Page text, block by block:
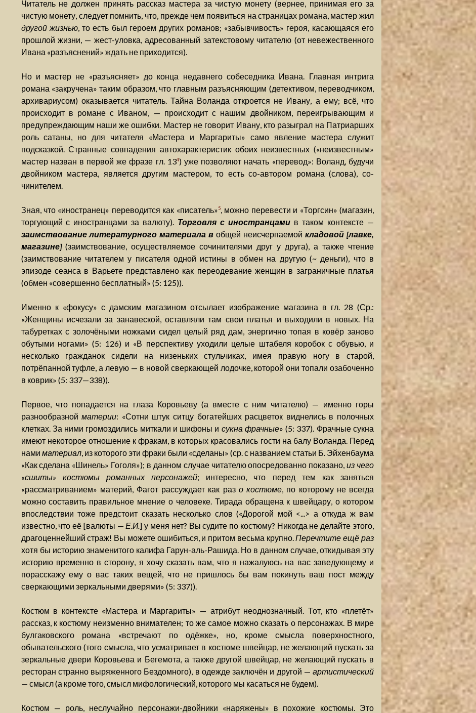
Читатель не должен принять рассказ мастера за чистую монету (вернее, принимая его за
чистую монету, следует помнить, что, прежде чем появиться на страницах романа, мастер жил
другой жизнью, то есть был героем других романов; «забывчивость» героя, касающаяся его
прошлой жизни, — жест-уловка, адресованный затекстовому читателю (от невежественного
Ивана «разъяснений» ждать не приходится).
Но и мастер не «разъясняет» до конца недавнего собеседника Ивана. Главная интрига
романа «закручена» таким образом, что главным разъясняющим (детективом, переводчиком,
архивариусом) оказывается читатель. Тайна Воланда откроется не Ивану, а ему; всё, что
происходит в романе с Иваном, — происходит с нашим двойником, переигрывающим и
предупреждающим наши же ошибки. Мастер не говорит Ивану, кто разыграл на Патриарших
роль сатаны, но для читателя «Мастера и Маргариты» само явление мастера служит
подсказкой. Странные совпадения автохарактеристик обоих неизвестных («неизвестным»
мастер назван в первой же фразе гл. 134) уже позволяют начать «перевод»: Воланд, будучи
двойником мастера, является другим мастером, то есть со-автором романа (слова), со-
чинителем.
Зная, что «иностранец» переводится как «писатель»5, можно перевести и «Торгсин» (магазин,
торгующий с иностранцами за валюту). Торговля с иностранцами в таком контексте —
заимствование литературного материала в общей неисчерпаемойкладовой [лавке,
магазине](заимствование, осуществляемое сочинителями друг у друга), а также чтение
(заимствование читателем у писателя одной истины в обмен на другую (~ деньги), что в
эпизоде сеанса в Варьете представлено как переодевание женщин в заграничные платья
(обмен «совершенно бесплатный» (5: 125)).
Именно к «фокусу» с дамским магазином отсылает изображение магазина в гл. 28 (Ср.:
«Женщины исчезали за занавеской, оставляли там свои платья и выходили в новых. На
табуретках с золочёными ножками сидел целый ряд дам, энергично топая в ковёр заново
обутыми ногами» (5: 126) и «В перспективу уходили целые штабеля коробок с обувью, и
несколько гражданок сидели на низеньких стульчиках, имея правую ногу в старой,
потрёпанной туфле, а левую — в новой сверкающей лодочке, которой они топали озабоченно
в коврик» (5: 337—338)).
Первое, что попадается на глаза Коровьеву (а вместе с ним читателю) — именно горы
разнообразнойматерии: «Сотни штук ситцу богатейших расцветок виднелись в полочных
клетках. За ними громоздились миткали и шифоны и сукна фрачные» (5: 337). Фрачные сукна
имеют некоторое отношение к фракам, в которых красовались гости на балу Воланда. Перед
нами материал, из которого эти фраки были «сделаны» (ср. с названием статьи Б. Эйхенбаума
«Как сделана «Шинель» Гоголя»); в данном случае читателю опосредованно показано,из чего
«сшиты» костюмы романных персонажей; интересно, что перед тем как заняться
«рассматриванием» материй, Фагот рассуждает как раз о костюме, по которому не всегда
можно составить правильное мнение о человеке. Тирада обращена к швейцару, о котором
впоследствии тоже предстоит сказать несколько слов («Дорогой мой <...> а откуда ж вам
известно, что её [валюты —Е.И.] у меня нет? Вы судите по костюму? Никогда не делайте этого,
драгоценнейший страж! Вы можете ошибиться, и притом весьма крупно.Перечтите ещё раз
хотя бы историю знаменитого калифа Гарун-аль-Рашида. Но в данном случае, откидывая эту
историю временно в сторону, я хочу сказать вам, что я нажалуюсь на вас заведующему и
порасскажу ему о вас таких вещей, что не пришлось бы вам покинуть ваш пост между
сверкающими зеркальными дверями» (5: 337)).
Костюм в контексте «Мастера и Маргариты» — атрибут неоднозначный. Тот, кто «плетёт»
рассказ, к костюму неизменно внимателен; то же самое можно сказать о персонажах. В мире
булгаковского романа «встречают по одёжке», но, кроме смысла поверхностного,
обывательского (того смысла, что усматривает в костюме швейцар, не желающий пускать за
зеркальные двери Коровьева и Бегемота, а также другой швейцар, не желающий пускать в
ресторан странно выряженного Бездомного), в одежде заключён и другой — артистический
— смысл (а кроме того, смысл мифологический, которого мы касаться не будем).
Костюм — роль, неслучайно персонажи-двойники «наряжены» в похожие костюмы. Это